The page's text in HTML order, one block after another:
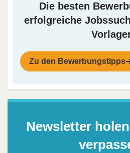
Die besten
erfolgreiche
Zu den Bewerbungstipps
Newsletter